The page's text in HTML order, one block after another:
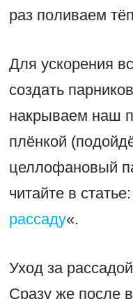
раз поливаем
Для ускорения
создать
накрываем наш
плёнкой
целлофановый
читайте в
рассаду«.
Уход за
Сразу же после